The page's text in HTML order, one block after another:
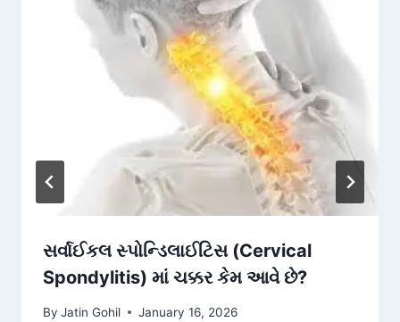
સર્વાઈકલ સ્પોન્ડિલાઈટિસ (Cervical
Spondylitis) માં ચક્કર કેમ આવે છે?
By Jatin Gohil January 16, 2026